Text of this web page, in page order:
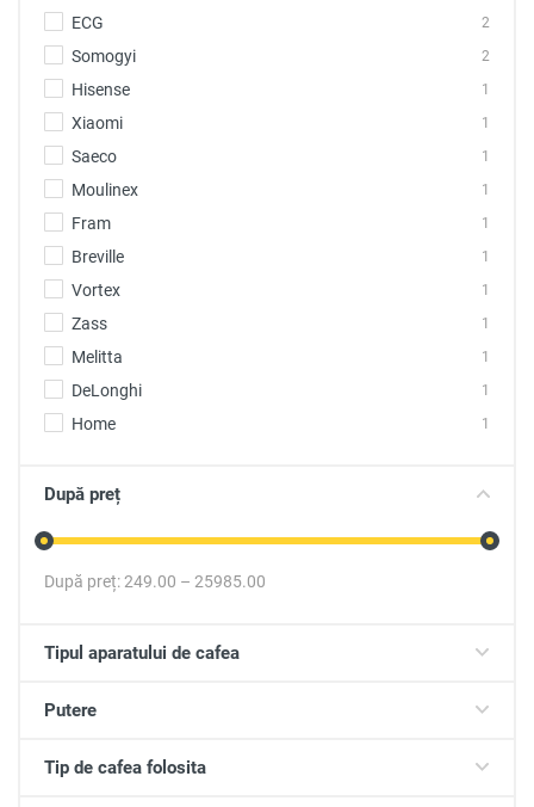
ECG 2
Somogyi 2
Hisense 1
Xiaomi 1
Saeco 1
Moulinex 1
Fram 1
Breville 1
Vortex 1
Zass 1
Melitta 1
DeLonghi 1
Home 1
După preț
După preț:249.00 – 25985.00
Tipul aparatului de cafea
Putere
Tip de cafea folosita